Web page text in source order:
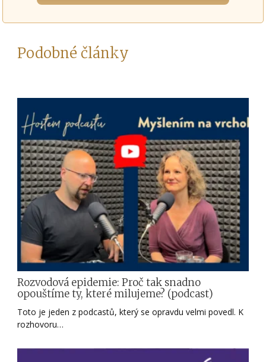
Podobné články
Rozvodová epidemie: Proč tak snadno
opouštíme ty, které milujeme? (podcast)
Toto je jeden z podcastů, který se opravdu velmi povedl. K
rozhovoru…